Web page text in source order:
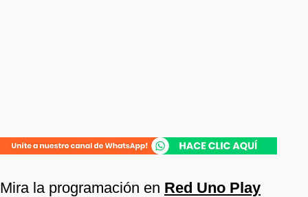
Mira la programación en Red Uno Play